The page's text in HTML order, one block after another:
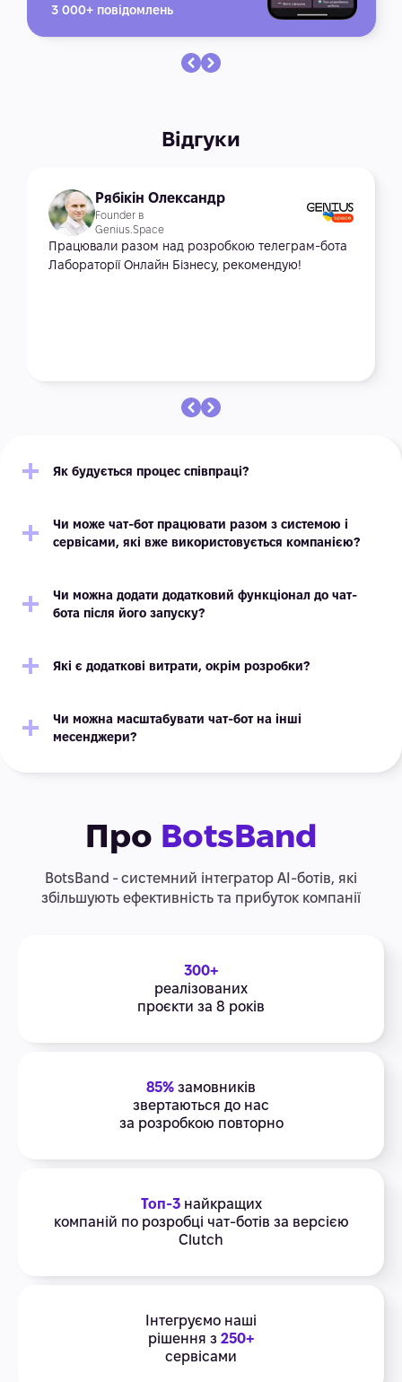
3 000+ повідомлень
Відгуки
Рябікін Олександр
Founder в
Genius.Space
Працювали разом над розробкою телеграм-бота
Лабораторії Онлайн Бізнесу, рекомендую!
Як будується процес співпраці?
Чи може чат-бот працювати разом з системою і
сервісами, які вже використовується компанією?
Чи можна додати додатковий функціонал до чат-
бота після його запуску?
Які є додаткові витрати, окрім розробки?
Чи можна масштабувати чат-бот на інші
месенджери?
Про BotsBand
BotsBand - системний інтегратор АІ-ботів, які
збільшують ефективність та прибуток компанії
300+
реалізованих
проєкти за 8 років
85% замовників
звертаються до нас
за розробкою повторно
Топ-3найкращих
компаній по розробці чат-ботів за версією
Clutch
Інтегруємо наші
рішення з 250+
сервісами